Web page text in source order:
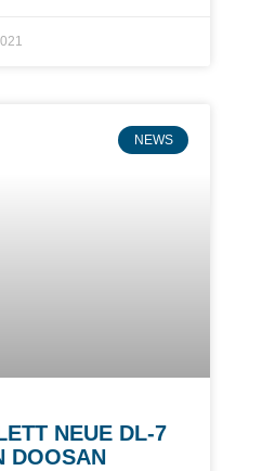
NEWS
NEUE DL-7
DOOSAN